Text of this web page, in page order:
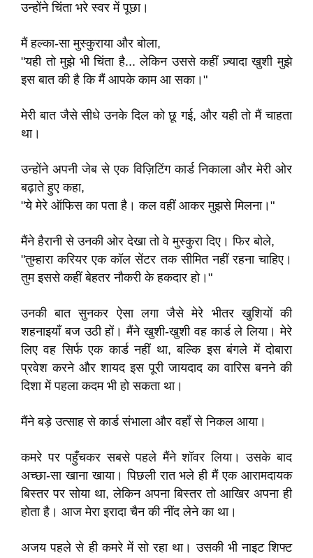
उन्होंने चिंता भरे स्वर में पूछा।
मैं हल्का-सा मुस्कुराया और बोला,
"यही तो मुझे भी चिंता है... लेकिन उससे कहीं ज़्यादा खुशी मुझे
इस बात की है कि मैं आपके काम आ सका।"
मेरी बात जैसे सीधे उनके दिल को छू गई, और यही तो मैं चाहता
था।
उन्होंने अपनी जेब से एक विज़िटिंग कार्ड निकाला और मेरी ओर
बढ़ाते हुए कहा,
"ये मेरे ऑफिस का पता है। कल वहीं आकर मुझसे मिलना।"
मैंने हैरानी से उनकी ओर देखा तो वे मुस्कुरा दिए। फिर बोले,
"तुम्हारा करियर एक कॉल सेंटर तक सीमित नहीं रहना चाहिए।
तुम इससे कहीं बेहतर नौकरी के हकदार हो।"
उनकी बात सुनकर ऐसा लगा जैसे मेरे भीतर खुशियों की
शहनाइयाँ बज उठी हों। मैंने खुशी-खुशी वह कार्ड ले लिया। मेरे
लिए वह सिर्फ एक कार्ड नहीं था, बल्कि इस बंगले में दोबारा
प्रवेश करने और शायद इस पूरी जायदाद का वारिस बनने की
दिशा में पहला कदम भी हो सकता था।
मैंने बड़े उत्साह से कार्ड संभाला और वहाँ से निकल आया।
कमरे पर पहुँचकर सबसे पहले मैंने शॉवर लिया। उसके बाद
अच्छा-सा खाना खाया। पिछली रात भले ही मैं एक आरामदायक
बिस्तर पर सोया था, लेकिन अपना बिस्तर तो आखिर अपना ही
होता है। आज मेरा इरादा चैन की नींद लेने का था।
अजय पहले से ही कमरे में सो रहा था। उसकी भी नाइट शिफ्ट